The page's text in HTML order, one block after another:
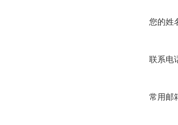
您的姓
联系电
常用邮